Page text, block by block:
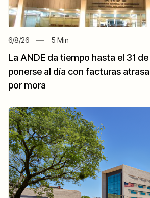
6/8/26 5 Min
La ANDE da tiempo hasta el 31
ponerse al día con facturas
por mora